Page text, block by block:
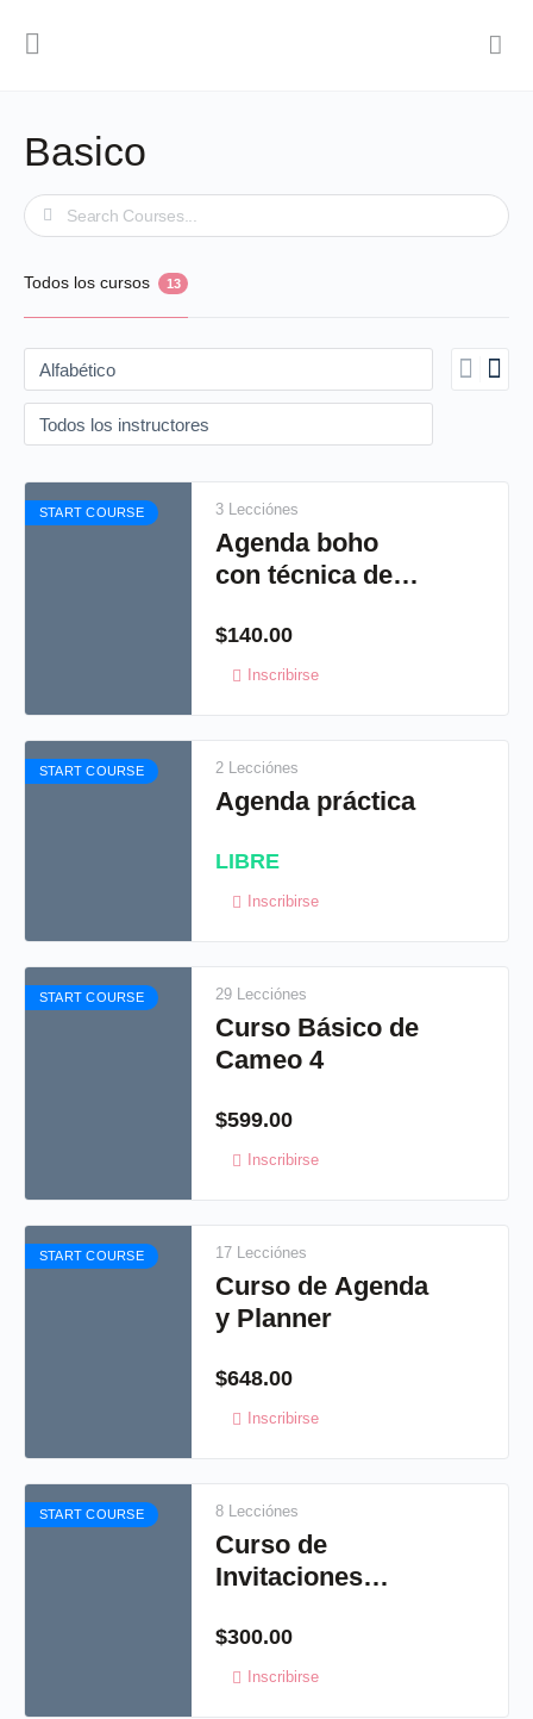
Basico
Buscar
Todos los cursos 13
START COURSE 3 Lecciónes
Agenda boho
con técnica de
holográfico
$140.00
Inscribirse
START COURSE 2 Lecciónes
Agenda práctica
LIBRE
Inscribirse
START COURSE 29 Lecciónes
Curso Básico de
Cameo 4
$599.00
Inscribirse
START COURSE 17 Lecciónes
Curso de Agenda
y Planner
$648.00
Inscribirse
START COURSE 8 Lecciónes
Curso de
Invitaciones
$300.00
Inscribirse